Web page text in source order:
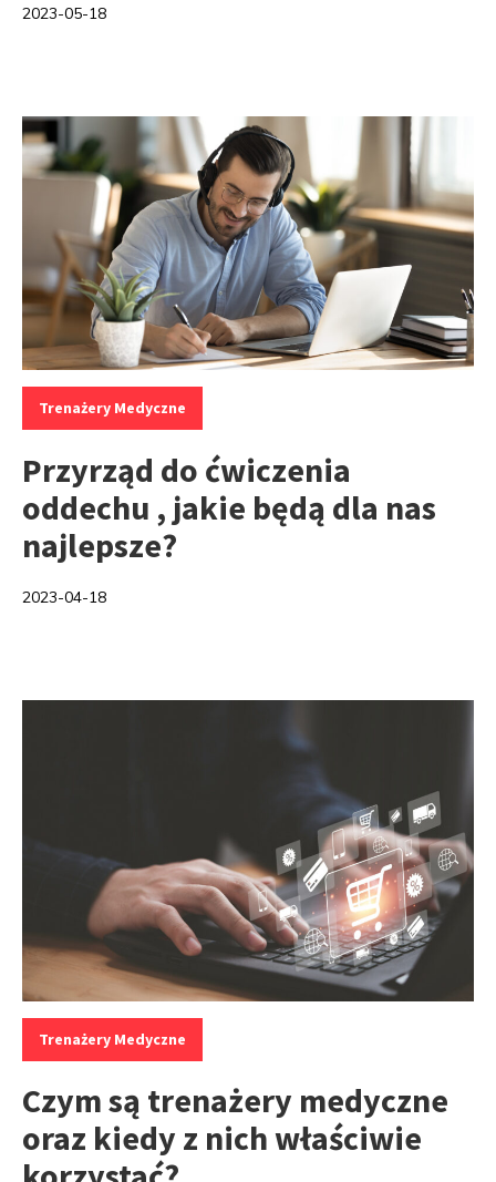
2023-05-18
Kategorie:
Trenażery Medyczne
Przyrząd do ćwiczenia
oddechu , jakie będą dla nas
najlepsze?
2023-04-18
Kategorie:
Trenażery Medyczne
Czym są trenażery medyczne
oraz kiedy z nich właściwie